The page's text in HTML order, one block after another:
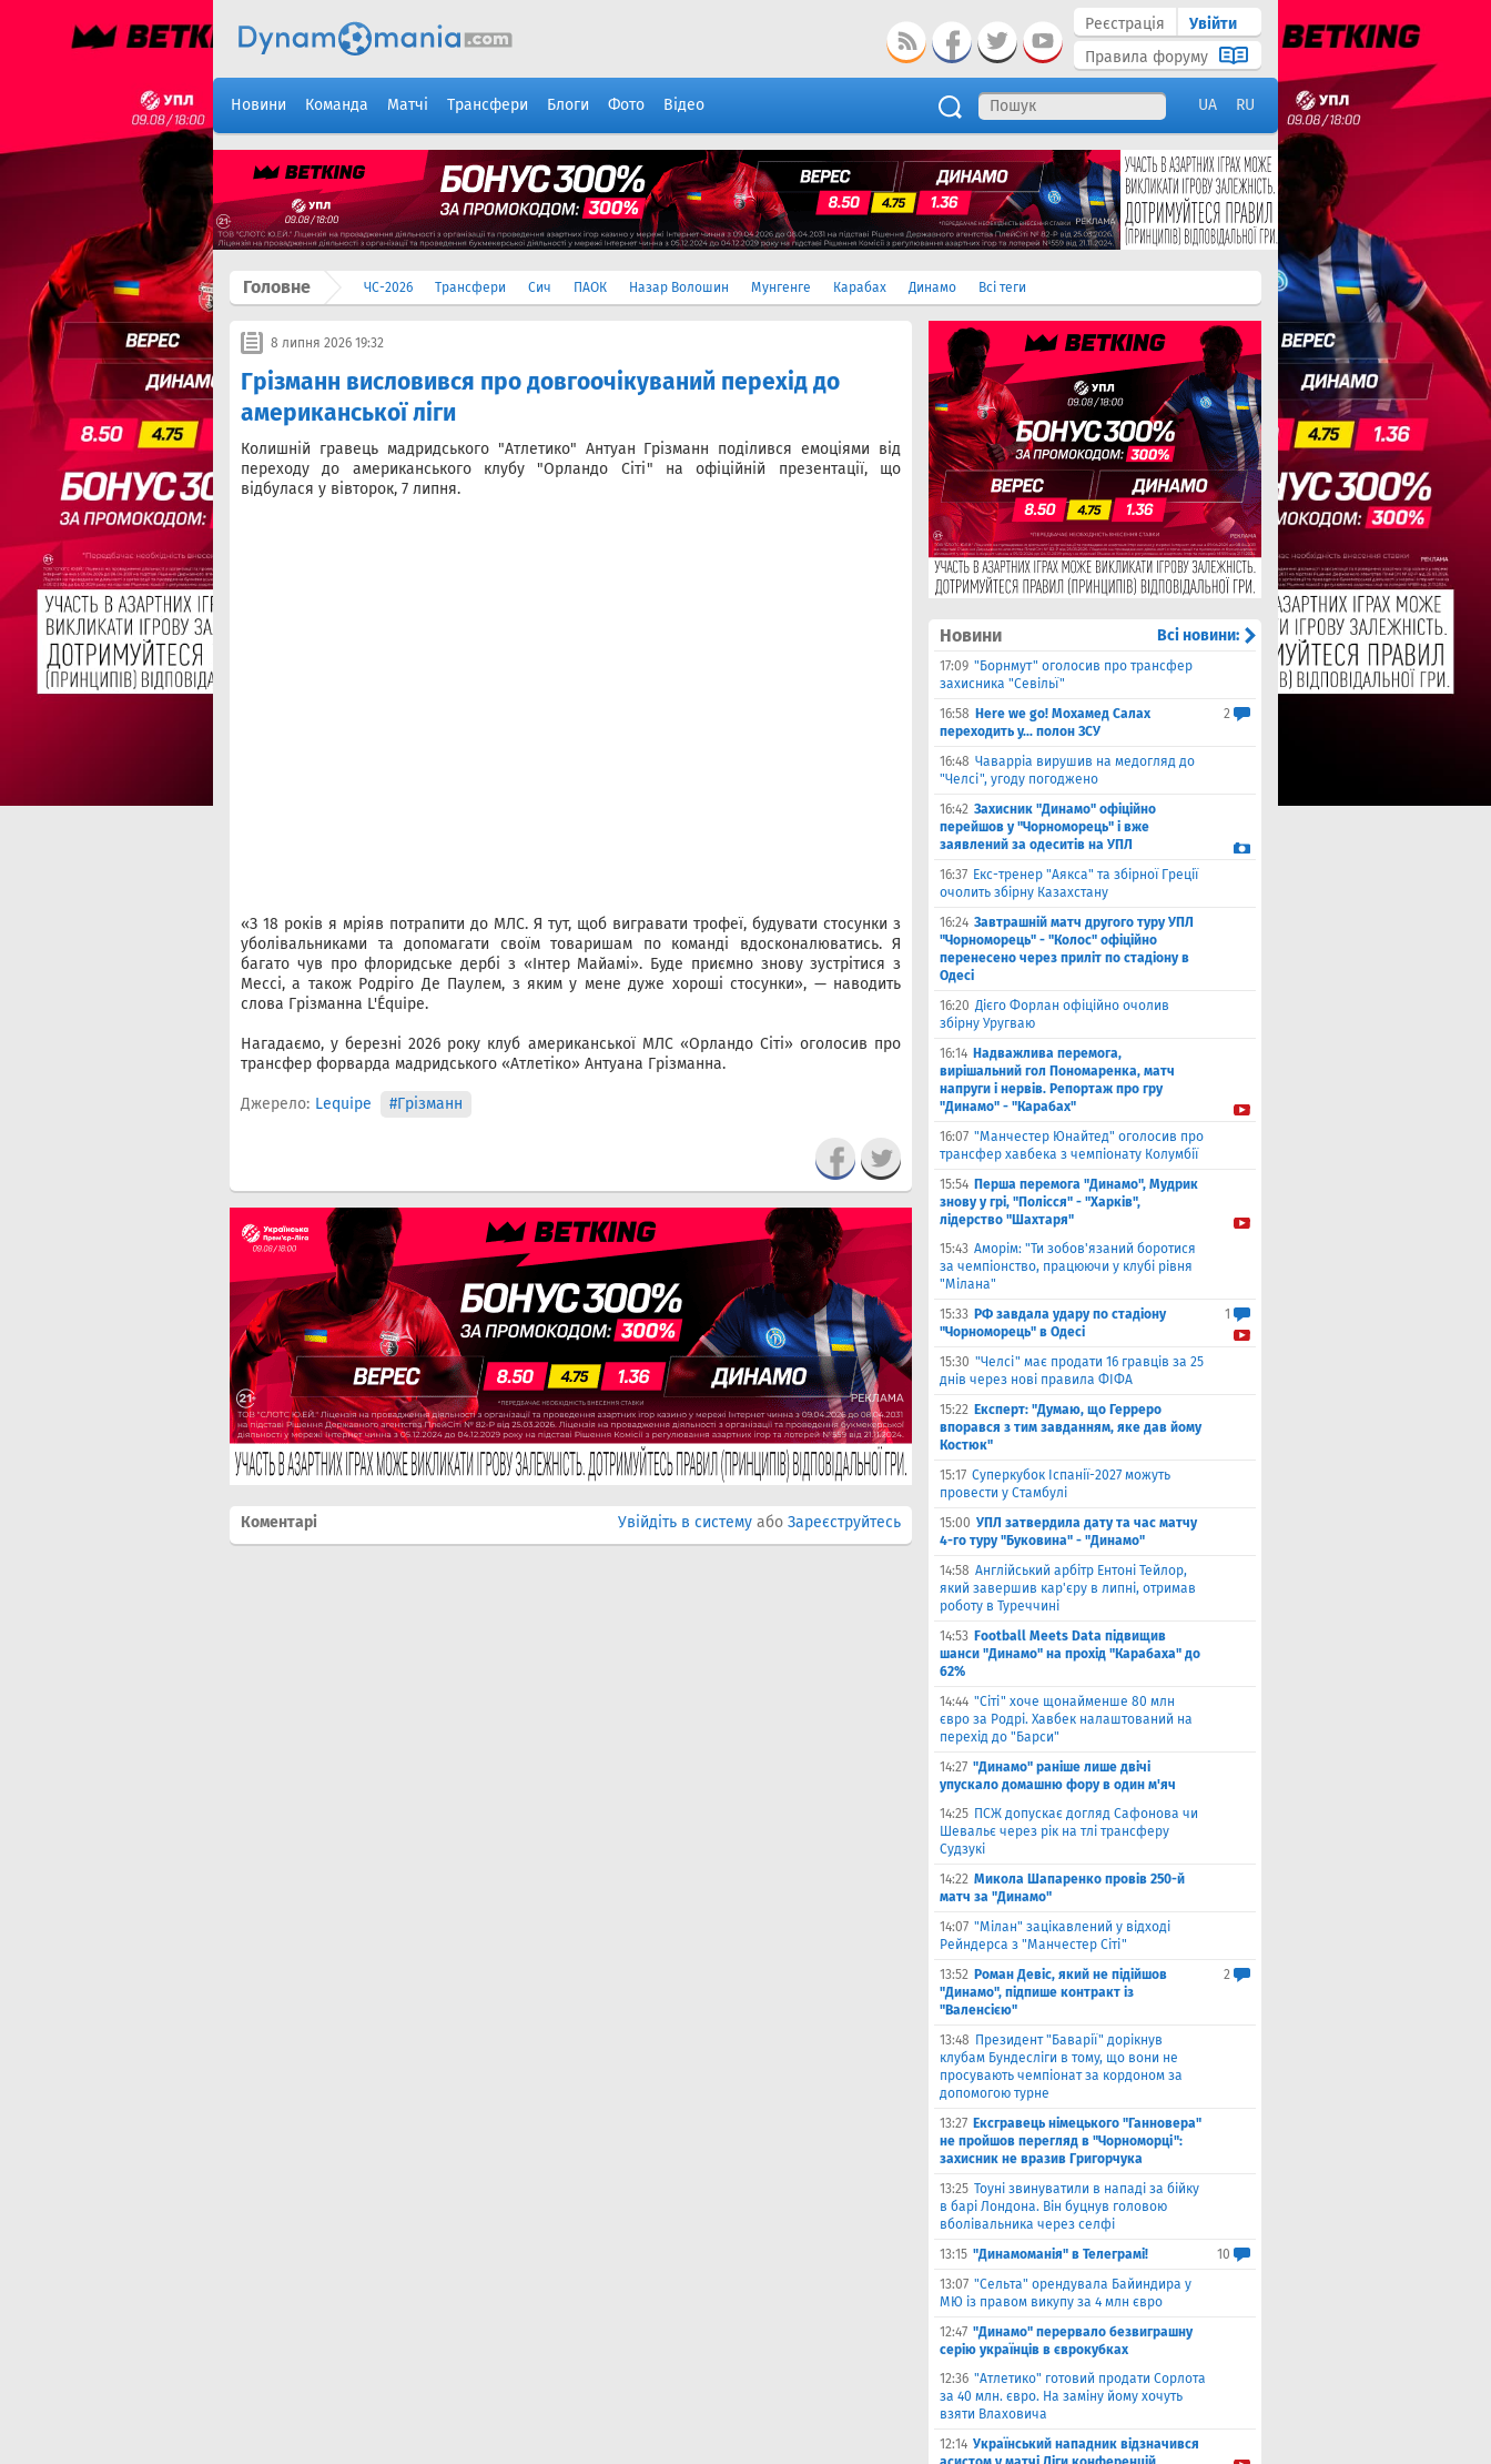
Реєстрація
Увійти
Правила форуму
Новини Команда Матчі Трансфери Блоги Фото Відео UA RU
Головне ЧС-2026 Трансфери Сич ПАОК Назар Волошин Мунгенге Карабах Динамо Всі теги
8 липня 2026 19:32
Грiзманн висловився про довгоочікуваний перехід до
американської ліги
Колишній гравець мадридського "Атлетико" Антуан Грізманн поділився емоціями від
переходу до американського клубу "Орландо Сіті" на офіційній презентації, що
відбулася у вівторок, 7 липня.
«З 18 років я мріяв потрапити до МЛС. Я тут, щоб вигравати трофеї, будувати стосунки з
уболівальниками та допомагати своїм товаришам по команді вдосконалюватись. Я
багато чув про флоридське дербі з «Інтер Майамі». Буде приємно знову зустрітися з
Мессі, а також Родріго Де Паулем, з яким у мене дуже хороші стосунки», — наводить
слова Грізманна L'Équipe.
Нагадаємо, у березні 2026 року клуб американської МЛС «Орландо Сіті» оголосив про
трансфер форварда мадридського «Атлетіко» Антуана Грізманна.
Джерело: Lequipe #Грізманн
Коментарі Увійдіть в систему або Зареєструйтесь
Новини Всі новини:
17:09 "Борнмут" оголосив про трансфер
захисника "Севільї"
16:58 Here we go! Мохамед Салах
переходить у... полон ЗСУ
2
16:48 Чаварріа вирушив на медогляд до
"Челсі", угоду погоджено
16:42 Захисник "Динамо" офіційно
перейшов у "Чорноморець" і вже
заявлений за одеситів на УПЛ
16:37 Екс-тренер "Аякса" та збірної Греції
очолить збірну Казахстану
16:24 Завтрашній матч другого туру УПЛ
"Чорноморець" - "Колос" офіційно
перенесено через приліт по стадіону в
Одесі
16:20 Дієго Форлан офіційно очолив
збірну Уругваю
16:14 Надважлива перемога,
вирішальний гол Пономаренка, матч
напруги і нервів. Репортаж про гру
"Динамо" - "Карабах"
16:07 "Манчестер Юнайтед" оголосив про
трансфер хавбека з чемпіонату Колумбії
15:54 Перша перемога "Динамо", Мудрик
знову у грі, "Полісся" - "Харків",
лідерство "Шахтаря"
15:43 Аморім: "Ти зобов'язаний боротися
за чемпіонство, працюючи у клубі рівня
"Мілана"
15:33 РФ завдала удару по стадіону
"Чорноморець" в Одесі
1
15:30 "Челсі" має продати 16 гравців за 25
днів через нові правила ФІФА
15:22 Експерт: "Думаю, що Герреро
впорався з тим завданням, яке дав йому
Костюк"
15:17 Суперкубок Іспанії-2027 можуть
провести у Стамбулі
15:00 УПЛ затвердила дату та час матчу
4-го туру "Буковина" - "Динамо"
14:58 Англійський арбітр Ентоні Тейлор,
який завершив кар'єру в липні, отримав
роботу в Туреччині
14:53 Football Meets Data підвищив
шанси "Динамо" на прохід "Карабаха" до
62%
14:44 "Сіті" хоче щонайменше 80 млн
євро за Родрі. Хавбек налаштований на
перехід до "Барси"
14:27 "Динамо" раніше лише двічі
упускало домашню фору в один м'яч
14:25 ПСЖ допускає догляд Сафонова чи
Шевальє через рік на тлі трансферу
Судзукі
14:22 Микола Шапаренко провів 250-й
матч за "Динамо"
14:07 "Мілан" зацікавлений у відході
Рейндерса з "Манчестер Сіті"
13:52 Роман Девіс, який не підійшов
"Динамо", підпише контракт із
"Валенсією"
2
13:48 Президент "Баварії" дорікнув
клубам Бундесліги в тому, що вони не
просувають чемпіонат за кордоном за
допомогою турне
13:27 Ексгравець німецького "Ганновера"
не пройшов перегляд в "Чорноморці":
захисник не вразив Григорчука
13:25 Тоуні звинуватили в нападі за бійку
в барі Лондона. Він буцнув головою
вболівальника через селфі
13:15 "Динамоманія" в Телеграмі!
10
13:07 "Сельта" орендувала Байиндира у
МЮ із правом викупу за 4 млн євро
12:47 "Динамо" перервало безвиграшну
серію українців в єврокубках
12:36 "Атлетико" готовий продати Сорлота
за 40 млн. євро. На заміну йому хочуть
взяти Влаховича
12:14 Український нападник відзначився